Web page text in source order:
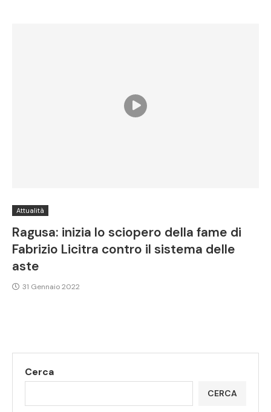
Attualità
Ragusa: inizia lo sciopero della fame di
Fabrizio Licitra contro il sistema delle
aste
31 Gennaio 2022
Cerca
CERCA